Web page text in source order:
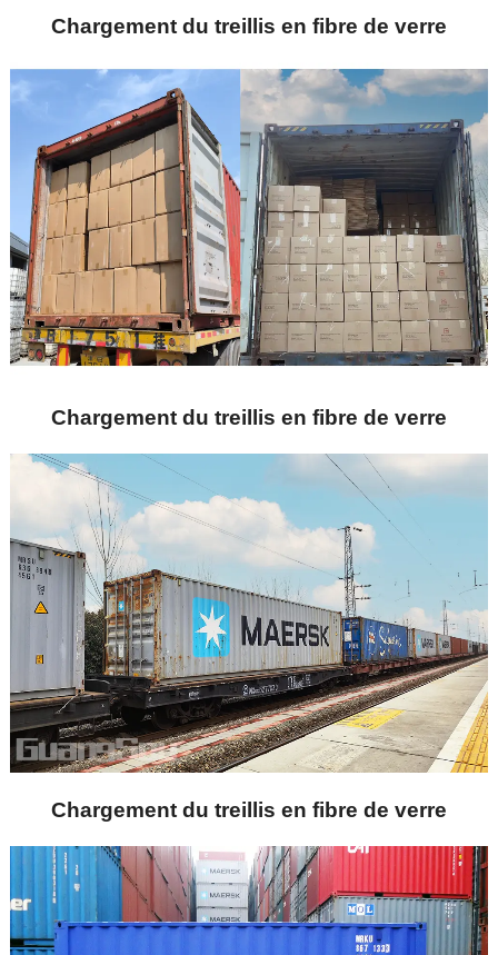
Chargement du treillis en fibre de verre
Chargement du treillis en fibre de verre
Chargement du treillis en fibre de verre